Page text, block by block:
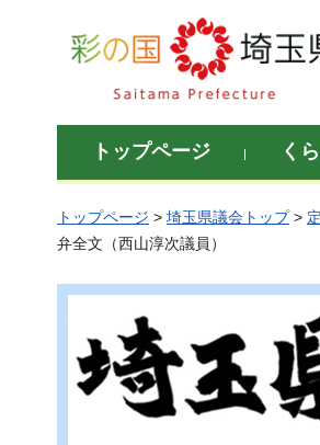
彩の国 埼玉県
トップページ く
トップページ > 埼玉県議会トップ>
弁全文（西山淳次議員）